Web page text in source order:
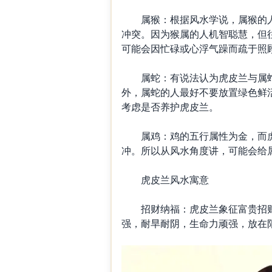
属猴：根据风水学说，属猴的
冲突。因为猴属的人机智聪慧，
可能会因忙碌或心浮气躁而疏于
属蛇：有说法认为虎皮兰与属
外，属蛇的人最好不要放置绿色
考虑是否养护虎皮兰。
属鸡：鸡的五行属性为金，而
冲。所以从风水角度讲，可能会
虎皮兰风水寓意
招财纳福：虎皮兰象征富贵招
强，耐旱耐阴，生命力顽强，放